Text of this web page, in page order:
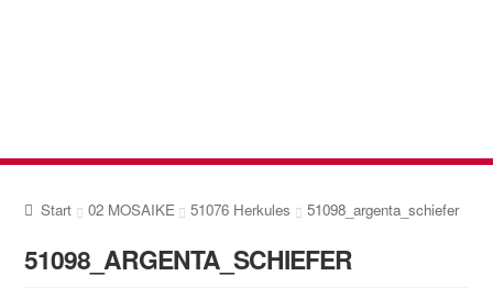
Start 02 MOSAIKE 51076 Herkules 51098_argenta_schiefer
51098_ARGENTA_SCHIEFER